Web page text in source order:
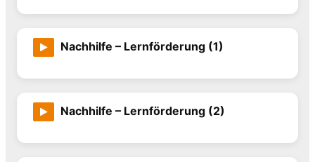
Nachhilfe – Lernförderung (1)
Nachhilfe – Lernförderung (2)